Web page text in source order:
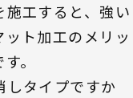
工すると、強い
ト加工のメリッ
。
しタイプですか